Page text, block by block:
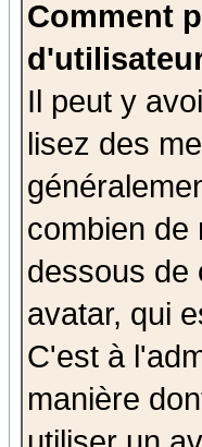
Comment
Il peut y
lisez des
combien de
dessous de
avatar, qui
C'est à
manière